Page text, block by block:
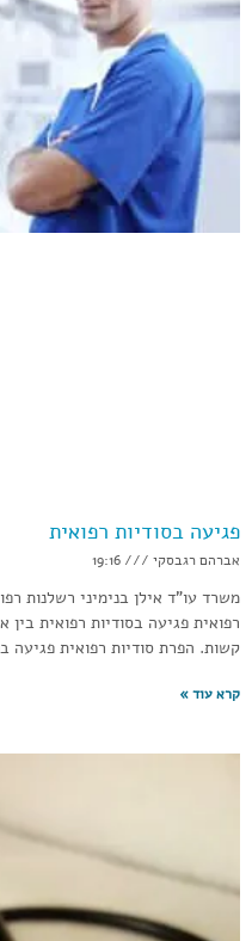
פגיעה בסודיות רפואית
אברהם רגבסקי
רפואית פגיעה בסודיות רפואית
קשות. הפרת סודיות רפואית פגיעה
קרא עוד »